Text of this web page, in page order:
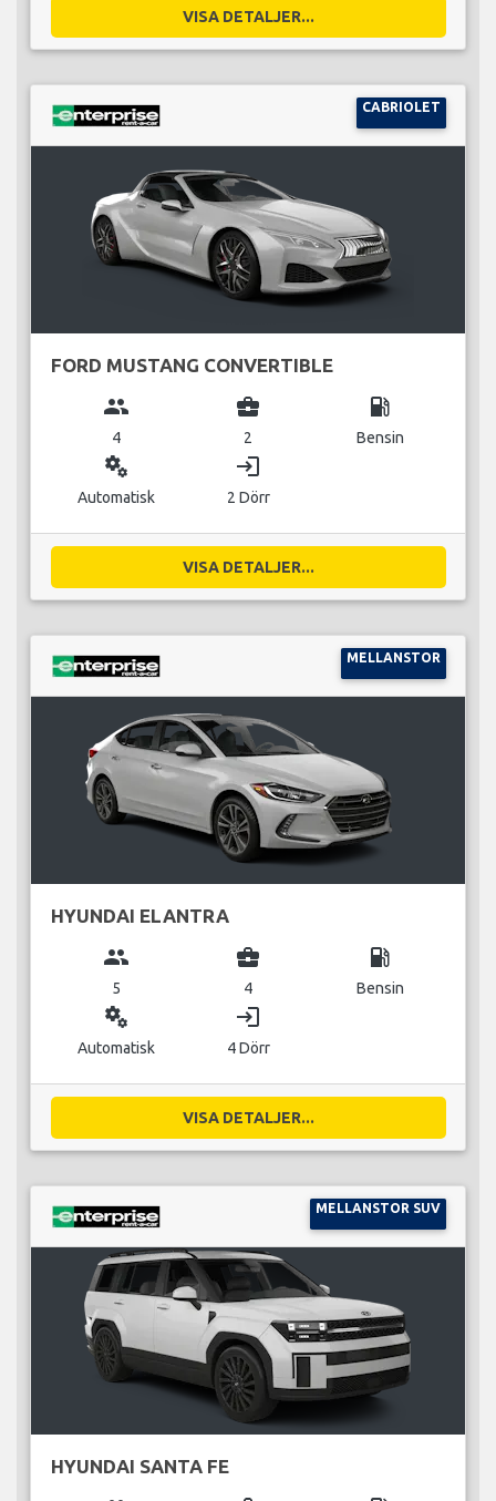
VISA DETALJER...
CABRIOLET
FORD MUSTANG CONVERTIBLE
group
4
business_center
2
local_gas_station
Bensin
miscellaneous_services
Automatisk
login
2 Dörr
VISA DETALJER...
MELLANSTOR
HYUNDAI ELANTRA
group
5
business_center
4
local_gas_station
Bensin
miscellaneous_services
Automatisk
login
4 Dörr
VISA DETALJER...
MELLANSTOR SUV
HYUNDAI SANTA FE